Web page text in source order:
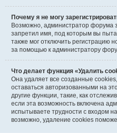
Почему я не могу
Возможно, администратор форума
запретил имя, под которым вы
также мог отключить регистрацию
за помощью к администратору
Что делает функция «Удалить
Она удаляет все созданные
оставаться авторизованными на
другие функции, такие, как
если эта возможность включена
испытываете трудности с входом
возможно, удаление cookies